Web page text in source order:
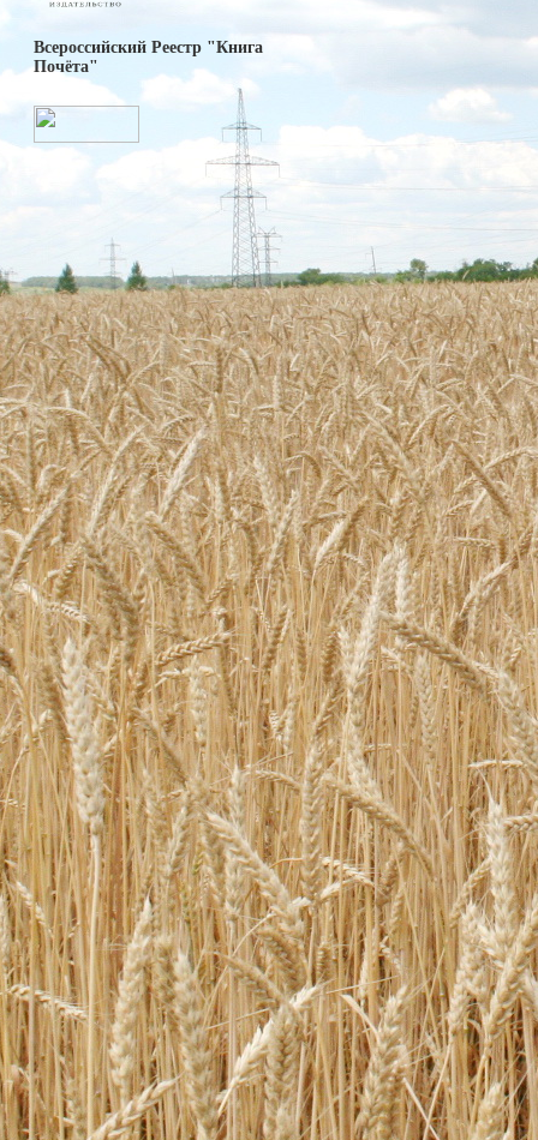
Всероссийский Реестр "Книга
Почёта"